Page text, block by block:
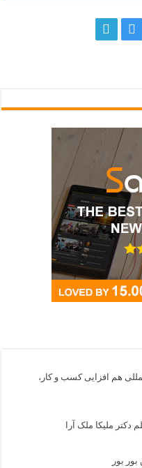
هم افزایی کسب و کار،
دکتر ملیکا ملک آرا
بور